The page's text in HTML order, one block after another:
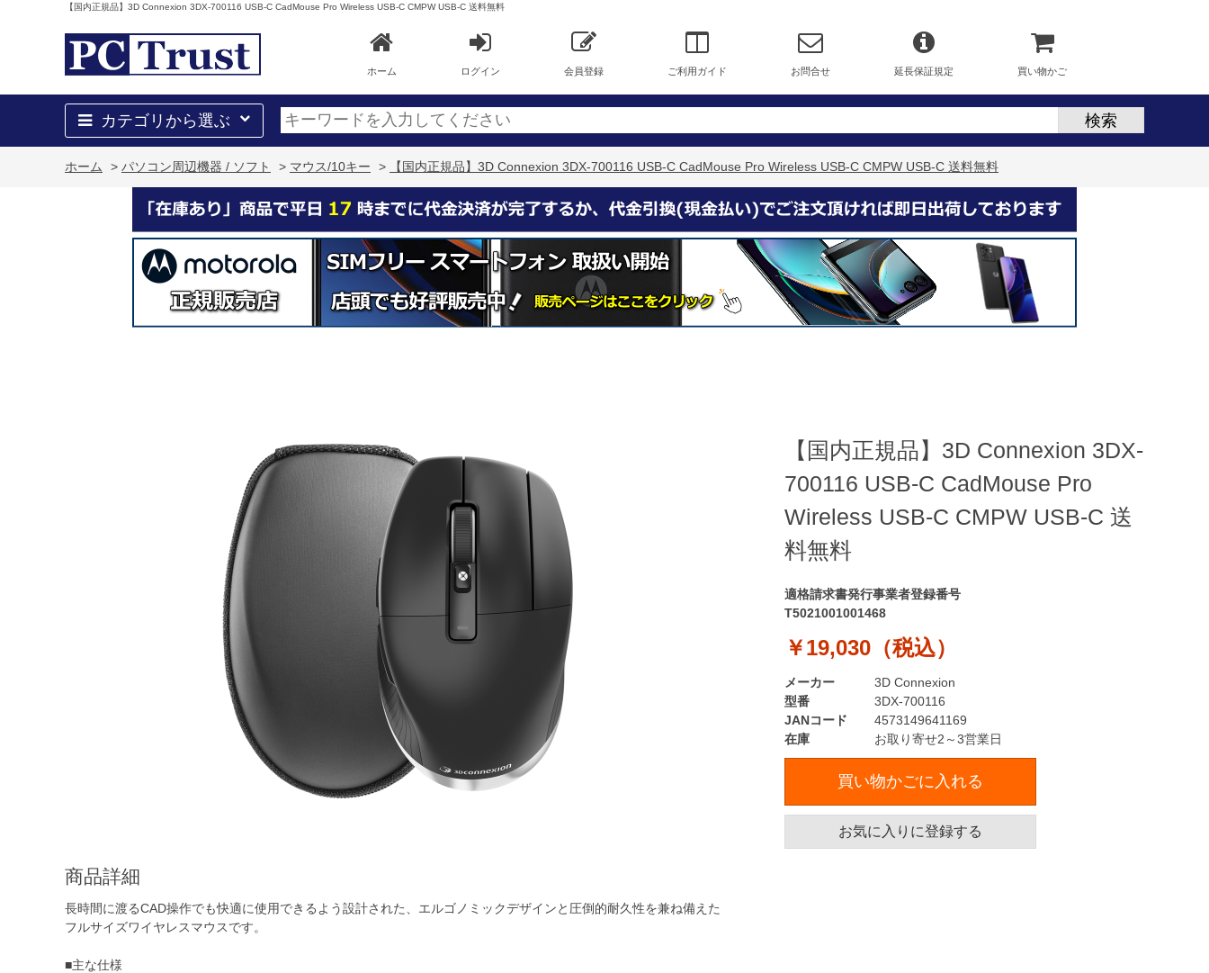
【国内正規品】3D Connexion 3DX-700116 USB-C CadMouse Pro Wireless USB-C CMPW USB-C 送料無料
ホーム ログイン 会員登録 ご利用ガイド お問合せ 延長保証規定 買い物かご
カテゴリから選ぶ
ホーム > パソコン周辺機器 / ソフト > マウス/10キー > 【国内正規品】3D Connexion 3DX-700116 USB-C CadMouse Pro Wireless USB-C CMPW USB-C 送料無料
商品詳細
長時間に渡るCAD操作でも快適に使用できるよう設計された、エルゴノミックデザインと圧倒的耐久性を兼ね備えた
フルサイズワイヤレスマウスです。
■主な仕様
【国内正規品】3D Connexion 3DX-
700116 USB-C CadMouse Pro
Wireless USB-C CMPW USB-C 送
料無料
適格請求書発行事業者登録番号
T5021001001468
￥19,030（税込）
型番
3DX-700116
JANコード
4573149641169
在庫
お取り寄せ2～3営業日
メーカー 3D Connexion
買い物かごに入れる
お気に入りに登録する